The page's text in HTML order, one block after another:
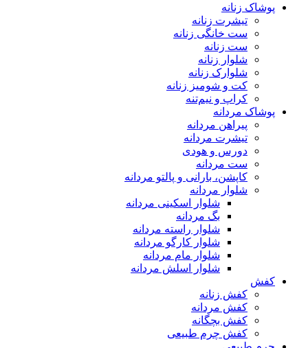
پوشاک زنانه
تیشرت زنانه
ست خانگی زنانه
ست زنانه
شلوار زنانه
شلوارک زنانه
کت و شومیز زنانه
کراپ و نیم‌تنه
پوشاک مردانه
پیراهن مردانه
تیشرت مردانه
دورس و هودی
ست مردانه
کاپشن، بارانی و پالتو مردانه
شلوار مردانه
شلوار اسکینی مردانه
بگ مردانه
شلوار راسته مردانه
شلوار کارگو مردانه
شلوار مام مردانه
شلوار اسلش مردانه
کفش
کفش زنانه
کفش مردانه
کفش بچگانه
کفش چرم طبیعی